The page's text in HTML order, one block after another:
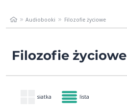
Audiobooki Filozofie życiowe
Filozofie życiowe
siatka lista